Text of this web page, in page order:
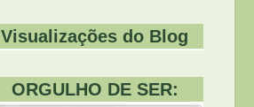
Visualizações do Blog
ORGULHO DE SER: